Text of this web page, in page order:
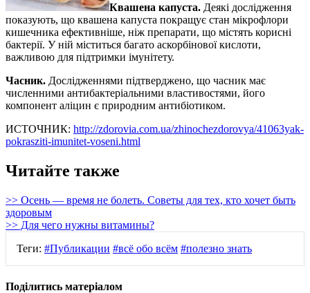
Квашена капуста. Деякі дослідження
показують, що квашена капуста покращує стан мікрофлори
кишечника ефективніше, ніж препарати, що містять корисні
бактерії. У ній міститься багато аскорбінової кислоти,
важливою для підтримки імунітету.
Часник. Дослідженнями підтверджено, що часник має
численними антибактеріальними властивостями, його
компонент аліцин є природним антибіотиком.
ИСТОЧНИК: http://zdorovia.com.ua/zhinochezdorovya/41063yak-
pokrasziti-imunitet-voseni.html
Читайте также
>> Осень — время не болеть. Советы для тех, кто хочет быть
здоровым
>> Для чего нужны витамины?
Теги: #Публикации #всё обо всём #полезно знать
Поділитись матеріалом